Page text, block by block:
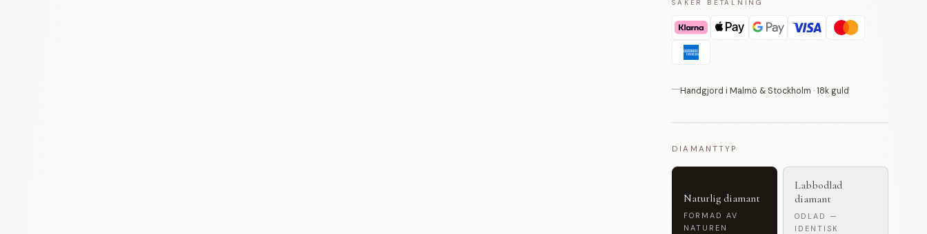
SÄKER BETALNING
Handgjord i Malmö & Stockholm · 18k guld
DIAMANTTYP
Naturlig diamant
FORMAD AV
NATUREN
Labbodlad
diamant
ODLAD —
IDENTISK